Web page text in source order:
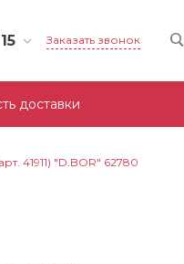
Заказать звонок
доставки
41911) "D.BOR" 62780